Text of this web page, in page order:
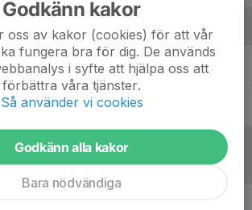
Tränare
Tränare
Godkänn kakor
oss av kakor (cookies) för att vår
fungera bra för dig. De används
i syfte att hjälpa oss att
förbättra våra tjänster.
Så använder vi cookies
Godkänn alla kakor
Bara nödvändiga